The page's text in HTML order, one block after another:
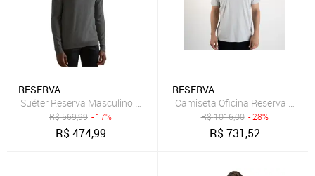
RESERVA
Suéter Reserva Masculino Tricot Basico Gola Careca Chumbo
R$569,99 - 17%
R$474,99
RESERVA
Camiseta Oficina Reserva Cinza
R$1016,00 - 28%
R$731,52